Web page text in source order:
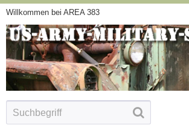
Willkommen bei AREA 383